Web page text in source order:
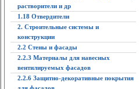
растворители и др
1.18 Отвердители
2. Строительные системы и
конструкции
2.2 Стены и фасады
2.2.3 Материалы для навесных
вентилируемых фасадов
2.2.6 Защитно-декоративные покрытия